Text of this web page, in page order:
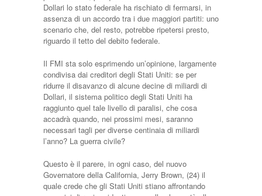
Dollari lo stato federale ha rischiato di fermarsi, in
assenza di un accordo tra i due maggiori partiti: uno
scenario che, del resto, potrebbe ripetersi presto,
riguardo il tetto del debito federale.
Il FMI sta solo esprimendo un’opinione, largamente
condivisa dai creditori degli Stati Uniti: se per
ridurre il disavanzo di alcune decine di miliardi di
Dollari, il sistema politico degli Stati Uniti ha
raggiunto quel tale livello di paralisi, che cosa
accadrà quando, nei prossimi mesi, saranno
necessari tagli per diverse centinaia di miliardi
l’anno? La guerra civile?
Questo è il parere, in ogni caso, del nuovo
Governatore della California, Jerry Brown, (24) il
quale crede che gli Stati Uniti stiano affrontando